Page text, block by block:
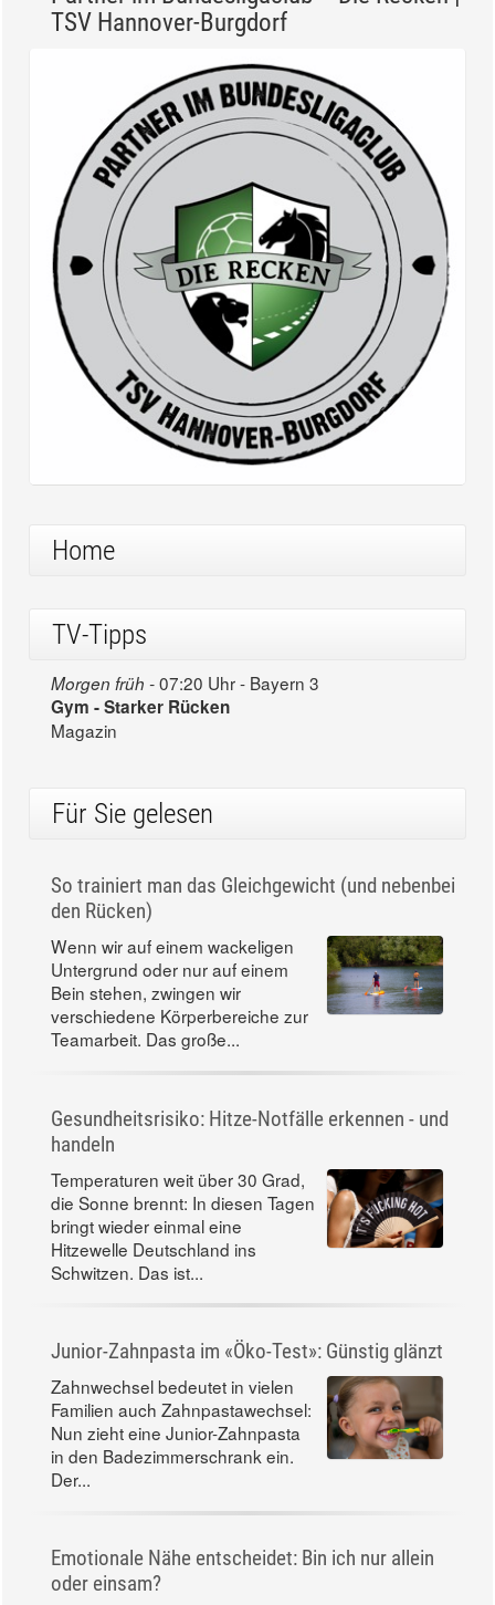
TSV Hannover-Burgdorf
Home
TV-Tipps
Morgen früh -07:20 Uhr - Bayern 3
Gym - Starker Rücken
Magazin
Für Sie gelesen
So trainiert man das Gleichgewicht (und nebenbei
den Rücken)
Wenn wir auf einem wackeligen
Untergrund oder nur auf einem
Bein stehen, zwingen wir
verschiedene Körperbereiche zur
Teamarbeit. Das große...
Gesundheitsrisiko: Hitze-Notfälle erkennen - und
handeln
Temperaturen weit über 30 Grad,
die Sonne brennt: In diesen Tagen
bringt wieder einmal eine
Hitzewelle Deutschland ins
Schwitzen. Das ist...
Junior-Zahnpasta im «Öko-Test»: Günstig glänzt
Zahnwechsel bedeutet in vielen
Familien auch Zahnpastawechsel:
Nun zieht eine Junior-Zahnpasta
in den Badezimmerschrank ein.
Der...
Emotionale Nähe entscheidet: Bin ich nur allein
oder einsam?